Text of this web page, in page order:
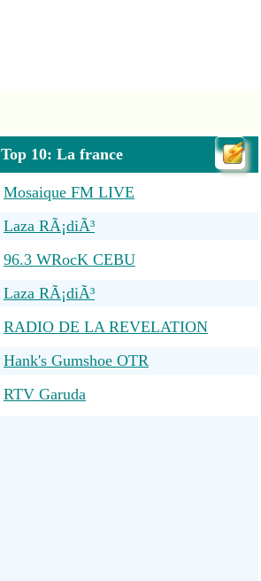
Top 10: La france
Mosaique FM LIVE
Laza RÃ¡diÃ³
96.3 WRocK CEBU
Laza RÃ¡diÃ³
RADIO DE LA REVELATION
Hank's Gumshoe OTR
RTV Garuda